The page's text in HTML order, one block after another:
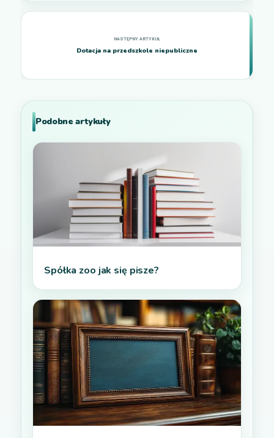
Dotacja na przedszkole niepubliczne
Podobne artykuły
Spółka zoo jak się pisze?